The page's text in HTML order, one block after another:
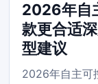
2026年自
款更合适
型建议
2026年自主可